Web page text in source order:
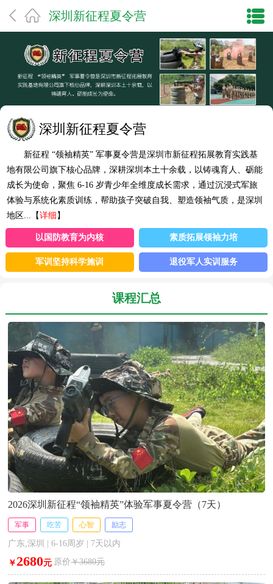
深圳新征程夏令营
深圳新征程夏令营
新征程 “领袖精英” 军事夏令营是深圳市新征程拓展教育实践基
地有限公司旗下核心品牌，深耕深圳本土十余载，以铸魂育人、砺能
成长为使命，聚焦 6-16 岁青少年全维度成长需求，通过沉浸式军旅
体验与系统化素质训练，帮助孩子突破自我、塑造领袖气质，是深圳
地区...【详细 】
以国防教育为内核 素质拓展领袖力培
军训坚持科学施训 退役军人实训服务
课程汇总
2026深圳新征程“领袖精英”体验军事夏令营（7天）
军事 吃苦 心智 励志
广东,深圳 | 6-16周岁 | 7天以内
￥ 2680元 原价￥3680元